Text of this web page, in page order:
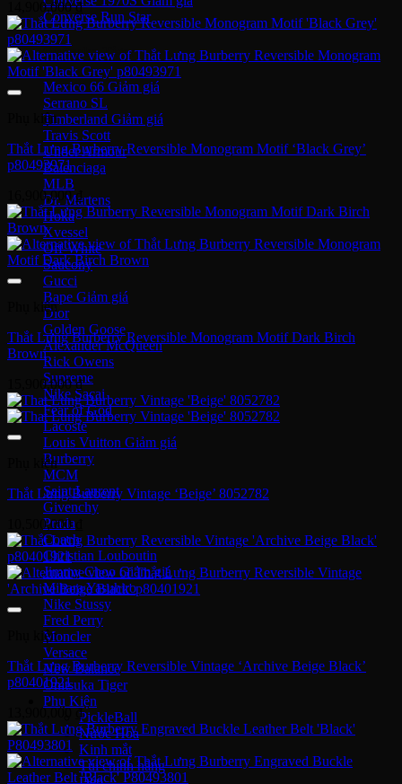
Converse Run Star
Onitsuka Tiger
Mexico 66
Serrano SL
Timberland
Travis Scott
Under Armour
Balenciaga
MLB
Dr. Martens
Hoka
Xvessel
Off-White
Saucony
Gucci
Bape
Dior
Golden Goose
Alexander McQueen
Rick Owens
Supreme
Nike Sacai
Fear of God
Lacoste
Louis Vuitton
Burberry
MCM
Saint Laurent
Givenchy
Prada
Coach
Christian Louboutin
Jimmy Choo
Mihara Yasuhiro
Nike Stussy
Fred Perry
Moncler
Versace
New Balance
Onitsuka Tiger
Phụ Kiện
PickleBall
Nước Hoa
Kinh mắt
Túi chính hãng
14,900,000₫
Phụ kiện
Thắt Lưng Burberry Reversible Monogram Motif ‘Black Grey’
p80493971
16,900,000₫
Phụ kiện
Thắt Lưng Burberry Reversible Monogram Motif Dark Birch
Brown
15,900,000₫
Phụ kiện
Thắt Lưng Burberry Vintage ‘Beige’ 8052782
10,500,000
Phụ kiện
Thắt Lưng Burberry Reversible Vintage ‘Archive Beige Black’
p80401921
13,900,000₫